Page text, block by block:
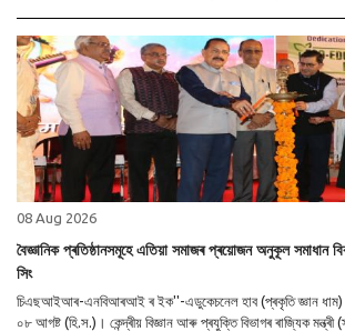
08 Aug 2026
বৈজ্ঞানিক প্ৰতিষ্ঠানসমূহে এতিয়া সমাজৰ প্ৰয়োজন অনুকূল সমাধান
সিং
চিএছআইআৰ-এনবিআৰআই ৰ ইক''-এডুকেচনেল হাব (প্ৰকৃতি জ্ঞান ধাম) জাতিৰ
০৮ আগষ্ট (হি.স.)। কেন্দ্ৰীয় বিজ্ঞান আৰু প্ৰযুক্তি বিভাগৰ ৰাজ্যিক মন্ত্ৰী (স্বতন্ত্ৰ দায়িত্ব), পৃথিৱী বিজ্ঞানৰ